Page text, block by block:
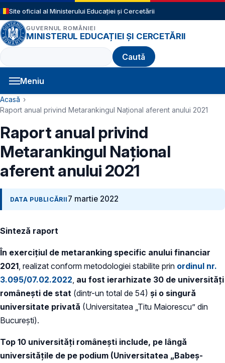
Sari la conținutul principal
Site oficial al Ministerului Educației și Cercetării
GUVERNUL ROMÂNIEI
MINISTERUL EDUCAȚIEI ȘI CERCETĂRII
Caută
Meniu
Navigație principală
Cale de navigare
Acasă
Raport anual privind Metarankingul Național aferent anului 2021
Raport anual privind
Metarankingul Național
aferent anului 2021
DATA PUBLICĂRII 7 martie 2022
Sinteză raport
În exercițiul de metaranking specific anului financiar
2021 , realizat conform metodologiei stabilite prin ordinul nr.
3.095/07.02.2022 au fost ierarhizate 30 de universități
românești de stat (dintr-un total de 54) și o singură
universitate privată (Universitatea „Titu Maiorescu” din
București).
Top 10 universități românești include, pe lângă
universitățile de pe podium (Universitatea „Babeş-